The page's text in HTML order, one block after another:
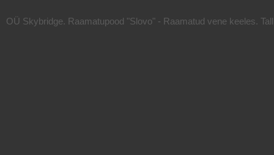
OÜ Skybridge. Raamatupood "Slovo" - Raamatud vene keeles.